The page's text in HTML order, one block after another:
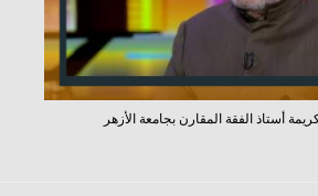
أستاذ الفقة المقارن بجامعة الأزهر